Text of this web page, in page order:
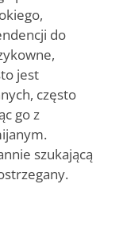
do
jest
często
go z
szukającą